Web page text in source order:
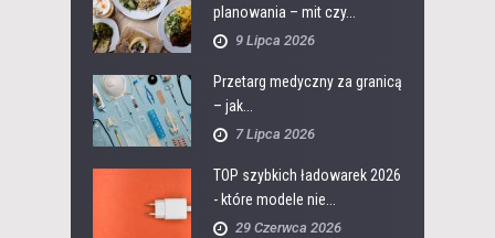
planowania – mit czy...
9 Lipca 2026
Przetarg medyczny za granicą
– jak...
7 Lipca 2026
TOP szybkich ładowarek 2026
- które modele nie...
29 Czerwca 2026